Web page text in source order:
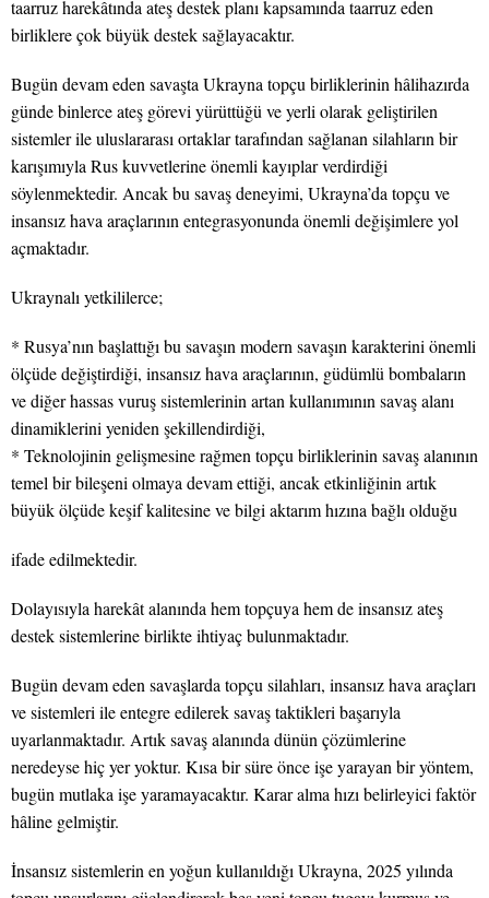
taarruz harekâtında ateş destek planı kapsamında taarruz eden
birliklere çok büyük destek sağlayacaktır.
Bugün devam eden savaşta Ukrayna topçu birliklerinin hâlihazırda
günde binlerce ateş görevi yürüttüğü ve yerli olarak geliştirilen
sistemler ile uluslararası ortaklar tarafından sağlanan silahların bir
karışımıyla Rus kuvvetlerine önemli kayıplar verdirdiği
söylenmektedir. Ancak bu savaş deneyimi, Ukrayna’da topçu ve
insansız hava araçlarının entegrasyonunda önemli değişimlere yol
açmaktadır.
Ukraynalı yetkililerce;
* Rusya’nın başlattığı bu savaşın modern savaşın karakterini önemli
ölçüde değiştirdiği, insansız hava araçlarının, güdümlü bombaların
ve diğer hassas vuruş sistemlerinin artan kullanımının savaş alanı
dinamiklerini yeniden şekillendirdiği,
* Teknolojinin gelişmesine rağmen topçu birliklerinin savaş alanının
temel bir bileşeni olmaya devam ettiği, ancak etkinliğinin artık
büyük ölçüde keşif kalitesine ve bilgi aktarım hızına bağlı olduğu
ifade edilmektedir.
Dolayısıyla harekât alanında hem topçuya hem de insansız ateş
destek sistemlerine birlikte ihtiyaç bulunmaktadır.
Bugün devam eden savaşlarda topçu silahları, insansız hava araçları
ve sistemleri ile entegre edilerek savaş taktikleri başarıyla
uyarlanmaktadır. Artık savaş alanında dünün çözümlerine
neredeyse hiç yer yoktur. Kısa bir süre önce işe yarayan bir yöntem,
bugün mutlaka işe yaramayacaktır. Karar alma hızı belirleyici faktör
hâline gelmiştir.
İnsansız sistemlerin en yoğun kullanıldığı Ukrayna, 2025 yılında